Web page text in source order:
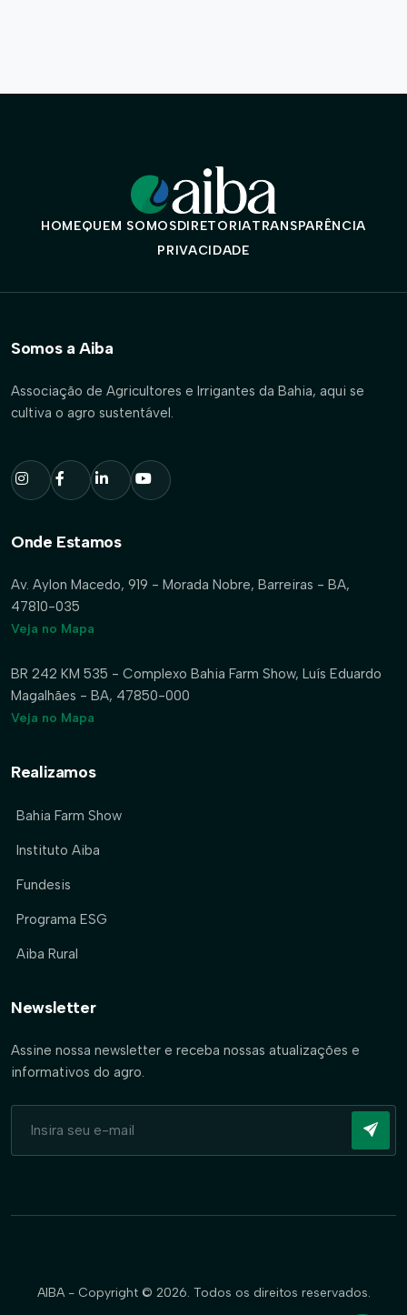
HOMEQUEM SOMOSDIRETORIATRANSPARÊNCIA
PRIVACIDADE
Somos a Aiba
Associação de Agricultores e Irrigantes da Bahia, aqui se
cultiva o agro sustentável.
Onde Estamos
Av. Aylon Macedo, 919 - Morada Nobre, Barreiras - BA,
47810-035
Veja no Mapa
BR 242 KM 535 - Complexo Bahia Farm Show, Luís Eduardo
Magalhães - BA, 47850-000
Veja no Mapa
Realizamos
Bahia Farm Show
Instituto Aiba
Fundesis
Programa ESG
Aiba Rural
Newsletter
Assine nossa newsletter e receba nossas atualizações e
informativos do agro.
AIBA - Copyright © 2026. Todos os direitos reservados.